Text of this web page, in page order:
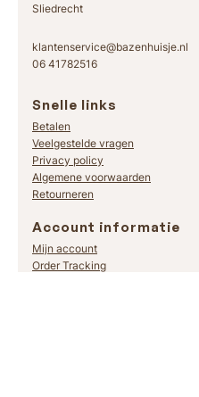
Sliedrecht
klantenservice@bazenhuisje.nl
06 41782516
Snelle links
Betalen
Veelgestelde vragen
Privacy policy
Algemene voorwaarden
Retourneren
Account informatie
Mijn account
Order Tracking